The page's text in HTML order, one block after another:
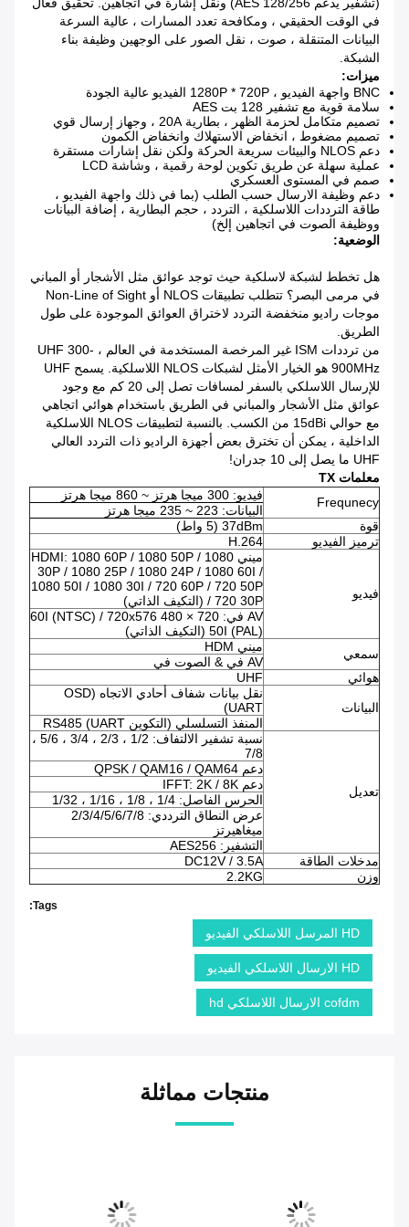
(تشفير يدعم AES 128/256) ونقل إشارة في اتجاهين.
تحقيق فعال
في الوقت الحقيقي ، ومكافحة تعدد المسارات ، عالية السرعة
البيانات المتنقلة ، صوت ، نقل الصور على الوجهين وظيفة بناء
الشبكة.
ميزات:
BNC واجهة الفيديو ، 1280P * 720P الفيديو عالية الجودة
سلامة قوية مع تشفير 128 بت AES
تصميم متكامل لحزمة الظهر ، بطارية 20A ، وجهاز إرسال قوي
تصميم مضغوط ، انخفاض الاستهلاك وانخفاض الكمون
دعم NLOS والبيئات سريعة الحركة ولكن نقل إشارات مستقرة
عملية سهلة عن طريق تكوين لوحة رقمية ، وشاشة LCD
صمم في المستوى العسكري
دعم وظيفة الارسال حسب الطلب (بما في ذلك واجهة الفيديو ،
طاقة الترددات اللاسلكية ، التردد ، حجم البطارية ، إضافة البيانات
ووظيفة الصوت في اتجاهين إلخ)
الوضعية:
هل تخطط لشبكة لاسلكية حيث توجد عوائق مثل الأشجار أو المباني
في مرمى البصر؟
تتطلب تطبيقات NLOS أو Non-Line of Sight
موجات راديو منخفضة التردد لاختراق العوائق الموجودة على طول
الطريق.
من ترددات ISM غير المرخصة المستخدمة في العالم ، UHF 300-
900MHz هو الخيار الأمثل لشبكات NLOS اللاسلكية.
يسمح UHF
للإرسال اللاسلكي بالسفر لمسافات تصل إلى 20 كم مع وجود
عوائق مثل الأشجار والمباني في الطريق باستخدام هوائي اتجاهي
مع حوالي 15dBi من الكسب.
بالنسبة لتطبيقات NLOS اللاسلكية
الداخلية ، يمكن أن تخترق بعض أجهزة الراديو ذات التردد العالي
UHF ما يصل إلى 10 جدران!
معلمات TX
Frequnecy
فيديو: 300 ميجا هرتز ~ 860 ميجا هرتز
البيانات: 223 ~ 235 ميجا هرتز
قوة
37dBm (5 واط)
ترميز الفيديو
H.264
فيديو
ميني HDMI: 1080 60P / 1080 50P / 1080
30P / 1080 25P / 1080 24P / 1080 60I /
1080 50I / 1080 30I / 720 60P / 720 50P
/ 720 30P (التكيف الذاتي)
AV في: 720 × 480 60I (NTSC) / 720x576
50I (PAL) (التكيف الذاتي)
سمعي
ميني HDM
AV في & الصوت في
هوائي
UHF
البيانات
نقل بيانات شفاف أحادي الاتجاه (OSD
UART)
المنفذ التسلسلي (التكوين UART) RS485
تعديل
نسبة تشفير الالتفاف: 1/2 ، 2/3 ، 3/4 ، 5/6 ،
7/8
دعم QPSK / QAM16 / QAM64
دعم IFFT: 2K / 8K
الحرس الفاصل: 1/4 ، 1/8 ، 1/16 ، 1/32
عرض النطاق الترددي: 2/3/4/5/6/7/8
ميغاهيرتز
التشفير: AES256
مدخلات الطاقة
DC12V / 3.5A
وزن
2.2KG
Tags:
HD المرسل اللاسلكي الفيديو
HD الارسال اللاسلكي الفيديو
cofdm الارسال اللاسلكي hd
منتجات مماثلة